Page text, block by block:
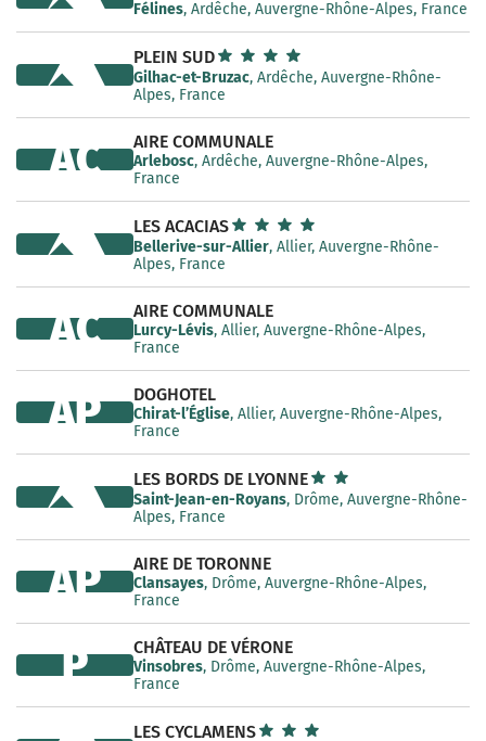
Félines, Ardêche, Auvergne-Rhône-Alpes, France
PLEIN SUD
Gilhac-et-Bruzac, Ardêche, Auvergne-Rhône-
Alpes, France
AIRE COMMUNALE
Arlebosc, Ardêche, Auvergne-Rhône-Alpes,
France
AC
LES ACACIAS
Bellerive-sur-Allier, Allier, Auvergne-Rhône-
Alpes, France
AIRE COMMUNALE
Lurcy-Lévis, Allier, Auvergne-Rhône-Alpes,
France
AC
DOGHOTEL
Chirat-l’Église, Allier, Auvergne-Rhône-Alpes,
France
AP
LES BORDS DE LYONNE
Saint-Jean-en-Royans, Drôme, Auvergne-Rhône-
Alpes, France
AIRE DE TORONNE
Clansayes, Drôme, Auvergne-Rhône-Alpes,
France
AP
CHÂTEAU DE VÉRONE
Vinsobres, Drôme, Auvergne-Rhône-Alpes,
France
P
LES CYCLAMENS